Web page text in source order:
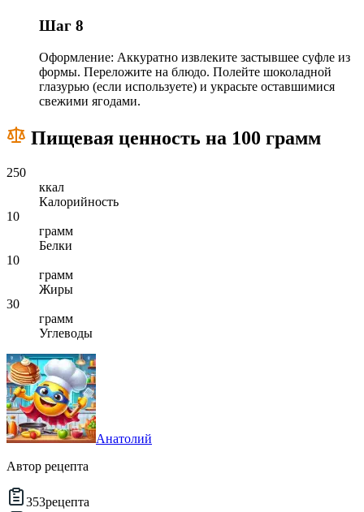
Шаг 8
Оформление: Аккуратно извлеките застывшее суфле из
формы. Переложите на блюдо. Полейте шоколадной
глазурью (если используете) и украсьте оставшимися
свежими ягодами.
Пищевая ценность на 100 грамм
250
ккал
Калорийность
10
грамм
Белки
10
грамм
Жиры
30
грамм
Углеводы
Анатолий
Автор рецепта
353рецепта